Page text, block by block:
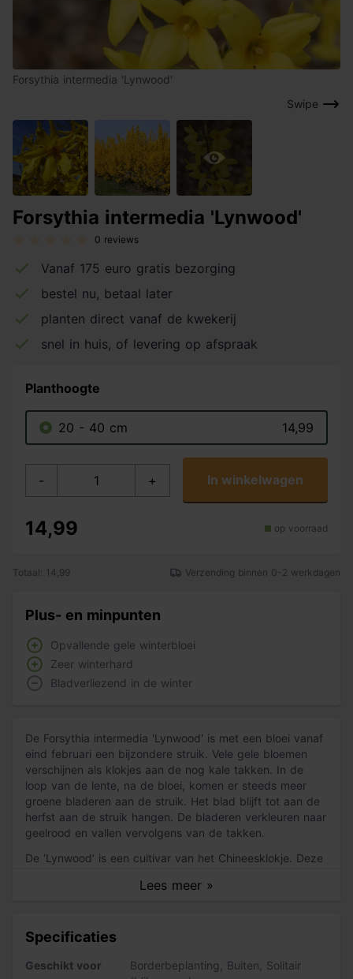
Swipe
Forsythia intermedia 'Lynwood'
Forsythia intermedia 'Lynwood'
0 reviews
Vanaf 175 euro gratis bezorging
bestel nu, betaal later
planten direct vanaf de kwekerij
snel in huis, of levering op afspraak
Planthoogte
20 - 40 cm 14,99
- + In winkelwagen
14,99 op voorraad
Totaal: 14,99 Verzending binnen 0-2 werkdagen
Plus- en minpunten
Opvallende gele winterbloei
Zeer winterhard
Bladverliezend in de winter
De Forsythia intermedia 'Lynwood' is met een bloei vanaf
eind februari een bijzondere struik. Vele gele bloemen
verschijnen als klokjes aan de nog kale takken. In de
loop van de lente, na de bloei, komen er steeds meer
groene bladeren aan de struik. Het blad blijft tot aan de
herfst aan de struik hangen. De bladeren verkleuren naar
geelrood en vallen vervolgens van de takken.
Lees meer »
De ‘Lynwood’ is een cultivar van het Chineesklokje. Deze
Gold’ en heeft een maximale hoogte van ongeveer 2,5
goed winterhard en overleeft temperaturen tot wel -22˚C.
Zo verzorg je de 'Lynwood'
Specificaties
Geschikt voor Borderbeplanting Buiten
Solitair